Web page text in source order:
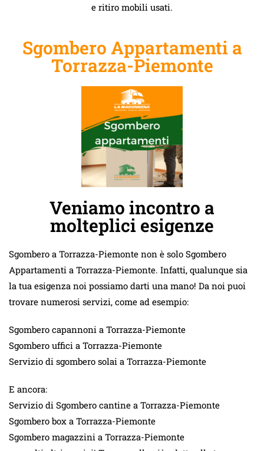
e ritiro mobili usati.
Sgombero Appartamenti a
Torrazza-Piemonte
Veniamo incontro a
molteplici esigenze
Sgombero a Torrazza-Piemonte non è solo Sgombero
Appartamenti a Torrazza-Piemonte. Infatti, qualunque sia
la tua esigenza noi possiamo darti una mano! Da noi puoi
trovare numerosi servizi, come ad esempio:
Sgombero capannoni a Torrazza-Piemonte
Sgombero uffici a Torrazza-Piemonte
Servizio di sgombero solai a Torrazza-Piemonte
E ancora:
Servizio di Sgombero cantine a Torrazza-Piemonte
Sgombero box a Torrazza-Piemonte
Sgombero magazzini a Torrazza-Piemonte